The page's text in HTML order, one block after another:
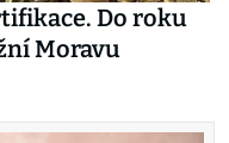
Do roku
Moravu